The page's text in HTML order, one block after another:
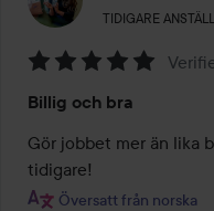
TIDIGARE
Användarens
5
av
5
Billig och bra
Gör jobbet mer än lika
tidigare!
Översatt från norska